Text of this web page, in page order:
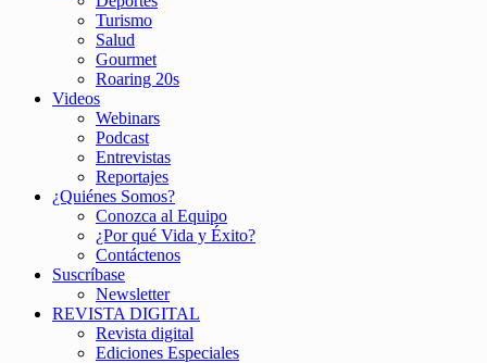
Turismo
Salud
Gourmet
Roaring 20s
Videos
Webinars
Podcast
Entrevistas
Reportajes
¿Quiénes Somos?
Conozca al Equipo
¿Por qué Vida y Éxito?
Contáctenos
Suscríbase
Newsletter
REVISTA DIGITAL
Revista digital
Ediciones Especiales